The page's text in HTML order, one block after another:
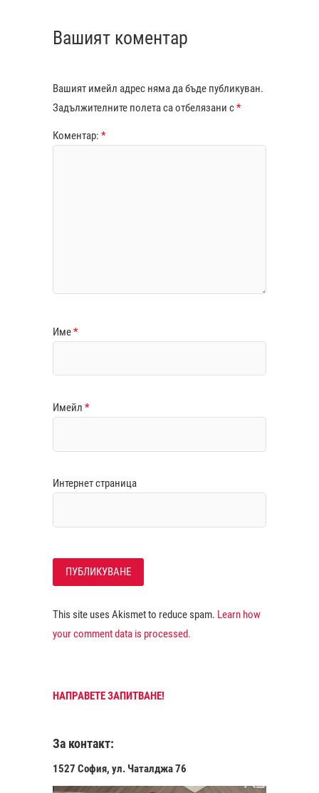
Вашият коментар
Вашият имейл адрес няма да бъде публикуван.
Задължителните полета са отбелязани с*
Коментар: *
Име*
Имейл *
Интернет страница
This site uses Akismet to reduce spam. Learn how
your comment data is processed.
НАПРАВЕТЕ ЗАПИТВАНЕ!
За контакт:
1527 София, ул. Чаталджа 76